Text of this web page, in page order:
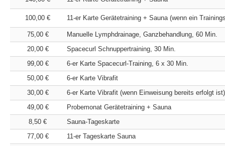
100,00 € 11-er Karte Gerätetraining + Sauna (wenn ein
75,00 €
Manuelle Lymphdrainage, Ganzbehandlung, 60 Min.
20,00 €
Spacecurl Schnuppertraining, 30 Min.
99,00 €
6-er Karte Spacecurl-Training, 6 x 30 Min.
50,00 €
6-er Karte Vibrafit
30,00 €
6-er Karte Vibrafit (wenn Einweisung bereits erfolgt ist)
49,00 €
Probemonat Gerätetraining + Sauna
8,50 €
Sauna-Tageskarte
77,00 €
11-er Tageskarte Sauna